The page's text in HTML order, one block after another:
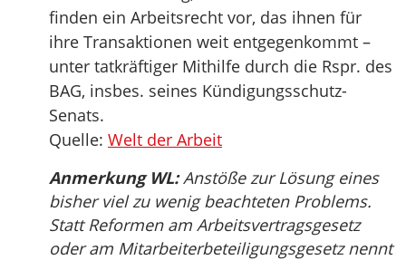
finden ein Arbeitsrecht vor, das ihnen für
ihre Transaktionen weit entgegenkommt –
unter tatkräftiger Mithilfe durch die Rspr. des
BAG, insbes. seines Kündigungsschutz-
Senats.
Quelle: Welt der Arbeit
Anmerkung WL:Anstöße zur Lösung eines
bisher viel zu wenig beachteten Problems.
Statt Reformen am Arbeitsvertragsgesetz
oder am Mitarbeiterbeteiligungsgesetz nennt